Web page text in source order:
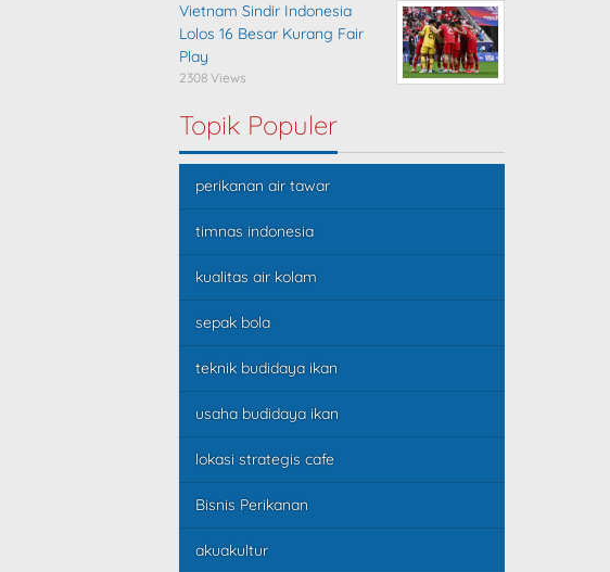
Vietnam Sindir Indonesia
Lolos 16 Besar Kurang Fair
Play
2308 Views
Topik Populer
perikanan air tawar
timnas indonesia
kualitas air kolam
sepak bola
teknik budidaya ikan
usaha budidaya ikan
lokasi strategis cafe
Bisnis Perikanan
akuakultur